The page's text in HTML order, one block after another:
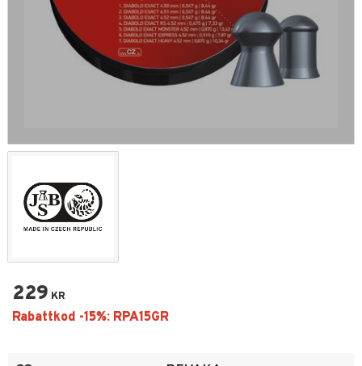
229 KR
Lägg till i favoriter